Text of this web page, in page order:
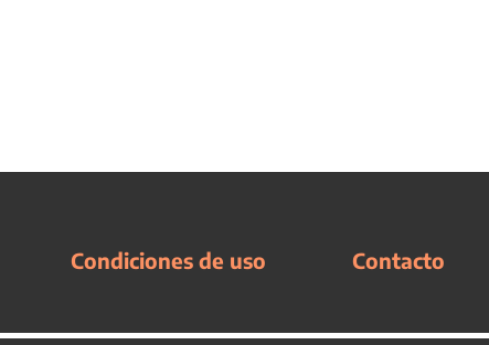
Condiciones de uso Contacto